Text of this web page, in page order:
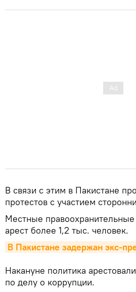
В связи с этим в Пакистане
протестов с участием
Местные
арест более 1,2 тыс. человек.
В Пакистане задержан экс-
Накануне политика
по делу о коррупции.